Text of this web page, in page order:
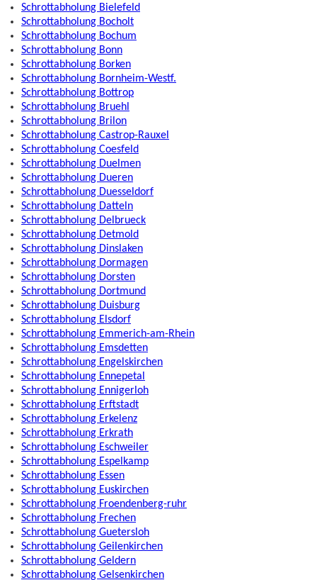
Schrottabholung Bielefeld
Schrottabholung Bocholt
Schrottabholung Bochum
Schrottabholung Bonn
Schrottabholung Borken
Schrottabholung Bornheim-Westf.
Schrottabholung Bottrop
Schrottabholung Bruehl
Schrottabholung Brilon
Schrottabholung Castrop-Rauxel
Schrottabholung Coesfeld
Schrottabholung Duelmen
Schrottabholung Dueren
Schrottabholung Duesseldorf
Schrottabholung Datteln
Schrottabholung Delbrueck
Schrottabholung Detmold
Schrottabholung Dinslaken
Schrottabholung Dormagen
Schrottabholung Dorsten
Schrottabholung Dortmund
Schrottabholung Duisburg
Schrottabholung Elsdorf
Schrottabholung Emmerich-am-Rhein
Schrottabholung Emsdetten
Schrottabholung Engelskirchen
Schrottabholung Ennepetal
Schrottabholung Ennigerloh
Schrottabholung Erftstadt
Schrottabholung Erkelenz
Schrottabholung Erkrath
Schrottabholung Eschweiler
Schrottabholung Espelkamp
Schrottabholung Essen
Schrottabholung Euskirchen
Schrottabholung Froendenberg-ruhr
Schrottabholung Frechen
Schrottabholung Guetersloh
Schrottabholung Geilenkirchen
Schrottabholung Geldern
Schrottabholung Gelsenkirchen